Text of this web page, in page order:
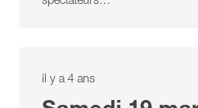
il y a 4 ans